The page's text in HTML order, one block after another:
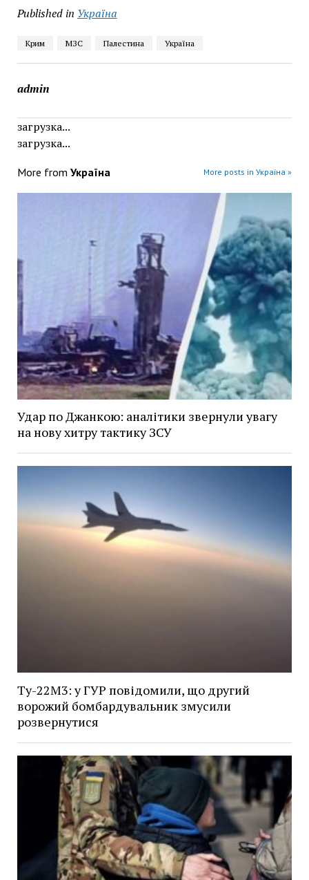
Published in Україна
Крим МЗС Палестина Україна
admin
загрузка...
загрузка...
More from Україна More posts in Україна »
Удар по Джанкою: аналітики звернули увагу
на нову хитру тактику ЗСУ
Ту-22М3: у ГУР повідомили, що другий
ворожий бомбардувальник змусили
розвернутися